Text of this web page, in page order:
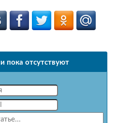
пока отсутствуют